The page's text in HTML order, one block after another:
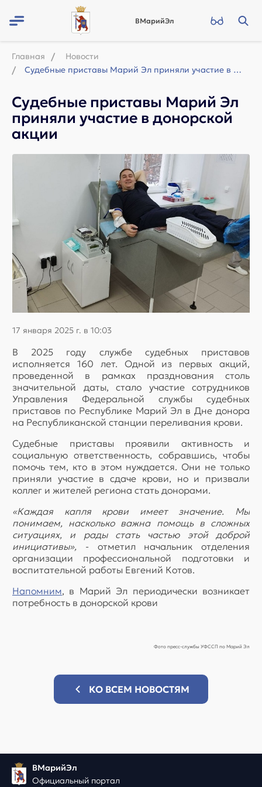
ВМарийЭл
Главная
Новости
Судебные приставы Марий Эл приняли участие в донорской акции
Судебные приставы Марий Эл
приняли участие в донорской
акции
17 января 2025 г. в 10:03
В 2025 году службе судебных приставов
исполняется 160 лет. Одной из первых акций,
проведенной в рамках празднования столь
значительной даты, стало участие сотрудников
Управления Федеральной службы судебных
приставов по Республике Марий Эл в Дне донора
на Республиканской станции переливания крови.
Судебные приставы проявили активность и
социальную ответственность, собравшись, чтобы
помочь тем, кто в этом нуждается. Они не только
приняли участие в сдаче крови, но и призвали
коллег и жителей региона стать донорами.
«Каждая капля крови имеет значение. Мы
понимаем, насколько важна помощь в сложных
ситуациях, и рады стать частью этой доброй
инициативы», - отметил начальник отделения
организации профессиональной подготовки и
воспитательной работы Евгений Котов.
Напомним, в Марий Эл периодически возникает
потребность в донорской крови
Фото пресс-службы УФССП по Марий Эл
КО ВСЕМ НОВОСТЯМ
ВМарийЭл
Официальный портал